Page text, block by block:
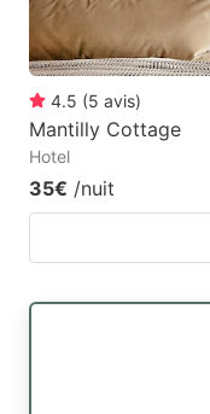
4.5 (5 avis)
Mantilly Cottage
Hotel
35€ /nuit